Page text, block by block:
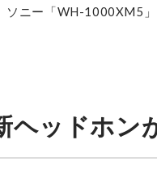
ソニー「WH-1000XM5
ヘッドホン